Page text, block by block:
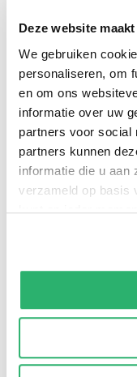
Deze website
We gebruiken
personaliseren, om
en om ons
informatie over uw
partners voor social
partners kunnen
informatie die u aan
verzameld op basis
kunt op ieder
We werken samen
kunnen ontvangen
een makkelijk te
dop. Gemaakt van
zonder
glutenvrij.
handen. Daarnaast
om een nog breder
0|0